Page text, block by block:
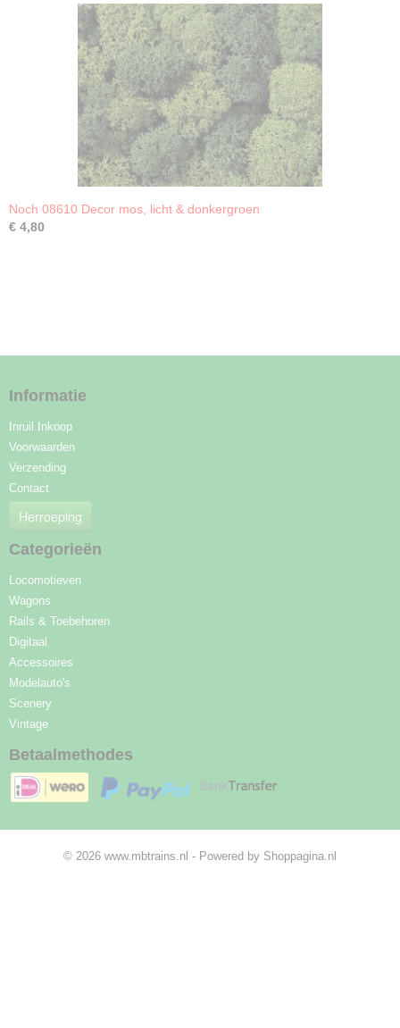
Noch 08610 Decor mos, licht & donkergroen
€ 4,80
Informatie
Inruil Inkoop
Voorwaarden
Verzending
Contact
Herroeping
Categorieën
Locomotieven
Wagons
Rails & Toebehoren
Digitaal
Accessoires
Modelauto's
Scenery
Vintage
Betaalmethodes
© 2026 www.mbtrains.nl - Powered by Shoppagina.nl